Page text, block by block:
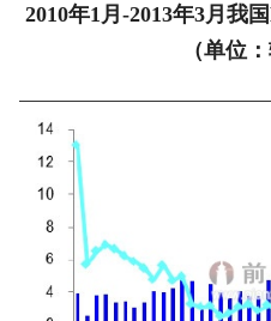
2010年1月-2013年3月我
（单位